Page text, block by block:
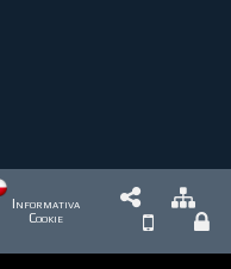
Informativa
Cookie